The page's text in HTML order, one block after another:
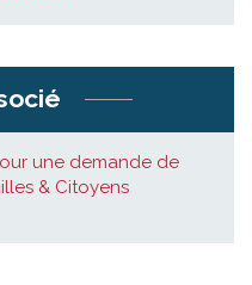
une demande de
& Citoyens